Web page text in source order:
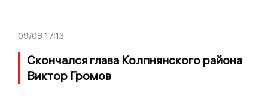
09/08 17:13
Скончался глава Колпнянского района
Виктор Громов